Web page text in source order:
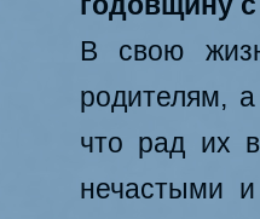
В свою
родителям,
что рад их
нечастыми